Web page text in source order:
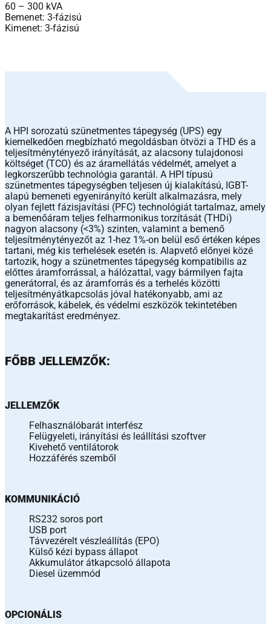
60 – 300 kVA
Bemenet: 3-fázisú
Kimenet: 3-fázisú
A HPI sorozatú szünetmentes tápegység (UPS) egy
kiemelkedően megbízható megoldásban ötvözi a THD és a
teljesítménytényező irányítását, az alacsony tulajdonosi
költséget (TCO) és az áramellátás védelmét, amelyet a
legkorszerűbb technológia garantál. A HPI típusú
szünetmentes tápegységben teljesen új kialakítású, IGBT-
alapú bemeneti egyenirányító került alkalmazásra, mely
olyan fejlett fázisjavítási (PFC) technológiát tartalmaz, amely
a bemenőáram teljes felharmonikus torzítását (THDi)
nagyon alacsony (<3%) szinten, valamint a bemenő
teljesítménytényezőt az 1-hez 1%-on belül eső értéken képes
tartani, még kis terhelések esetén is. Alapvető előnyei közé
tartozik, hogy a szünetmentes tápegység kompatibilis az
előttes áramforrással, a hálózattal, vagy bármilyen fajta
generátorral, és az áramforrás és a terhelés közötti
teljesítményátkapcsolás jóval hatékonyabb, ami az
erőforrások, kábelek, és védelmi eszközök tekintetében
megtakarítást eredményez.
FŐBB JELLEMZŐK:
JELLEMZŐK
Felhasználóbarát interfész
Felügyeleti, irányítási és leállítási szoftver
Kivehető ventilátorok
Hozzáférés szemből
KOMMUNIKÁCIÓ
RS232 soros port
USB port
Távvezérelt vészleállítás (EPO)
Külső kézi bypass állapot
Akkumulátor átkapcsoló állapota
Diesel üzemmód
OPCIONÁLIS